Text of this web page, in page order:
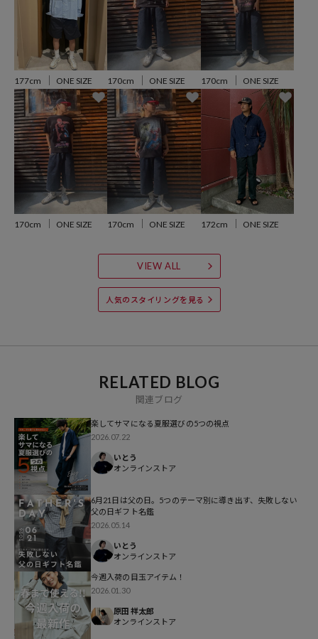
177cm ONE SIZE 170cm ONE SIZE 170cm ONE SIZE
170cm ONE SIZE 170cm ONE SIZE 172cm ONE SIZE
VIEW ALL
人気のスタイリングを見る
RELATED BLOG
関連ブログ
楽してサマになる夏服選びの5つの視点
2026.07.22
いとう
オンラインストア
6月21日は父の日。5つのテーマ別に導き出す、失敗しない
父の日ギフト名鑑
2026.05.14
いとう
オンラインストア
今週入荷の目玉アイテム！
2026.01.30
原田 祥太郎
オンラインストア